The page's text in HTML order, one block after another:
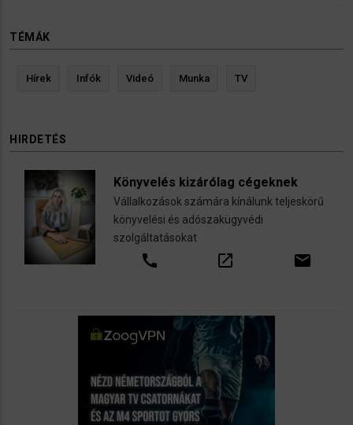
TÉMÁK
Hírek Infók Videó Munka TV
HIRDETÉS
Könyvelés kizárólag cégeknek
Vállalkozások számára kínálunk teljeskörű
könyvelési és adószakügyvédi
szolgáltatásokat
call open_in_new email